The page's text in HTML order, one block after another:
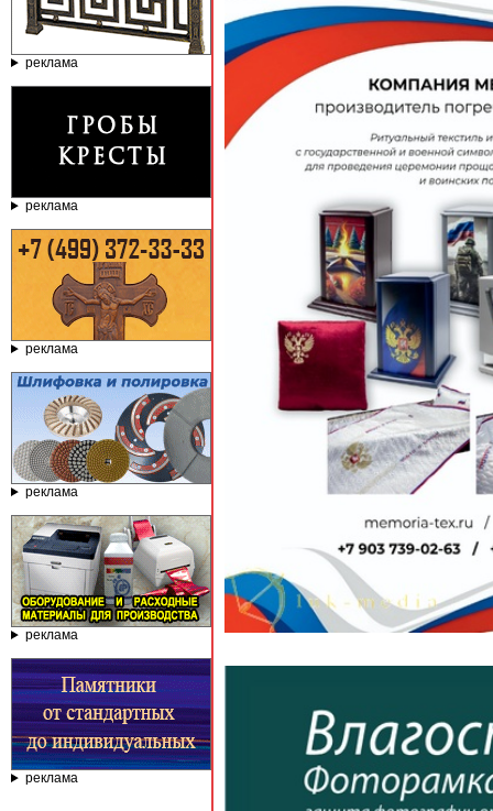
реклама
реклама
реклама
реклама
реклама
реклама